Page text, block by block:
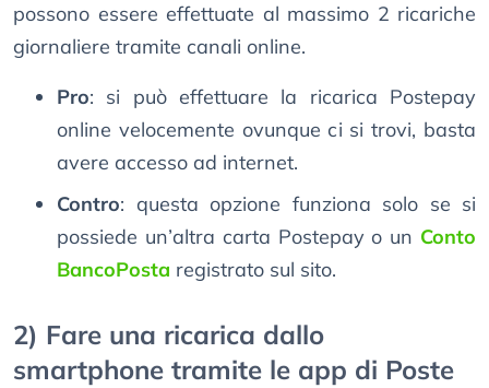
possono essere effettuate al massimo 2 ricariche
giornaliere tramite canali online.
Pro: si può effettuare la ricarica Postepay
online velocemente ovunque ci si trovi, basta
avere accesso ad internet.
Contro: questa opzione funziona solo se si
possiede un’altra carta Postepay o un Conto
BancoPosta registrato sul sito.
2) Fare una ricarica dallo
smartphone tramite le app di Poste